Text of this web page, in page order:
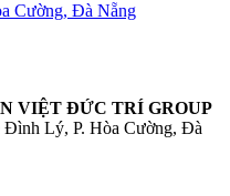
Cường, Đà Nẵng
VIỆT ĐỨC TRÍ GROUP
Đình Lý, P. Hòa Cường, Đà